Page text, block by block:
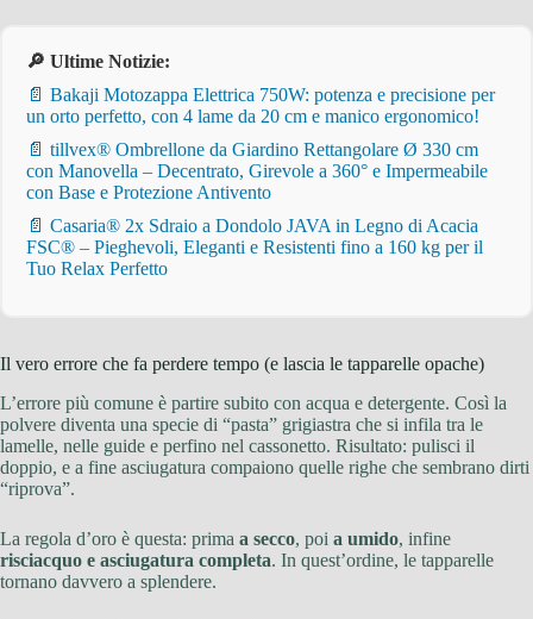
🔎 Ultime Notizie:
📄 Bakaji Motozappa Elettrica 750W: potenza e precisione per
un orto perfetto, con 4 lame da 20 cm e manico ergonomico!
📄 tillvex® Ombrellone da Giardino Rettangolare Ø 330 cm
con Manovella – Decentrato, Girevole a 360° e Impermeabile
con Base e Protezione Antivento
📄 Casaria® 2x Sdraio a Dondolo JAVA in Legno di Acacia
FSC® – Pieghevoli, Eleganti e Resistenti fino a 160 kg per il
Tuo Relax Perfetto
Il vero errore che fa perdere tempo (e lascia le tapparelle opache)
L’errore più comune è partire subito con acqua e detergente. Così la
polvere diventa una specie di “pasta” grigiastra che si infila tra le
lamelle, nelle guide e perfino nel cassonetto. Risultato: pulisci il
doppio, e a fine asciugatura compaiono quelle righe che sembrano dirti
“riprova”.
La regola d’oro è questa: prima a secco, poi a umido, infine
risciacquo e asciugatura completa. In quest’ordine, le tapparelle
tornano davvero a splendere.